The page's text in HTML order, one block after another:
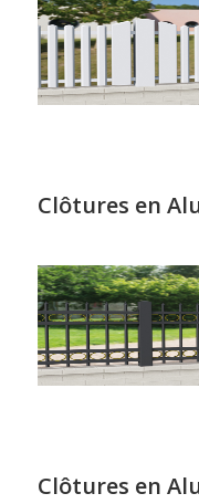
Clôtures en
Clôtures en